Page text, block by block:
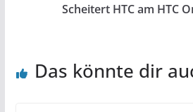
Scheitert HTC am HTC
Das könnte dir